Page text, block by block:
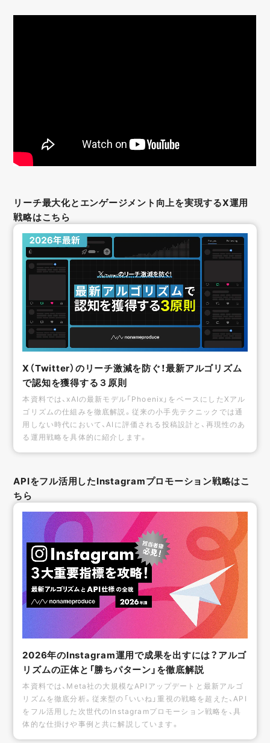
リーチ最大化とエンゲージメント向上を実現するX運用
戦略はこちら
X（Twitter）のリーチ激減を防ぐ！最新アルゴリズム
で認知を獲得する３原則
本資料では、xAIの最新モデル「Phoenix」をベースにしたXアル
ゴリズムの仕組みを徹底解説。従来の小手先テクニックでは通
用しない時代において、AIに評価される投稿設計と、再現性のあ
る運用戦略を具体的に紹介します。
APIをフル活用したInstagramプロモーション戦略はこ
ちら
2026年のInstagram運用で成果を出すには？アルゴ
リズムの正体と「勝ちパターン」を徹底解説
本資料では、Meta社の大規模なAPIアップデートと最新アルゴ
リズムを徹底分析。従来型の「いいね」重視の戦略を超えた、API
をフル活用した次世代のInstagramプロモーション戦略を、具
体的な仕掛けや事例と共に解説しています。